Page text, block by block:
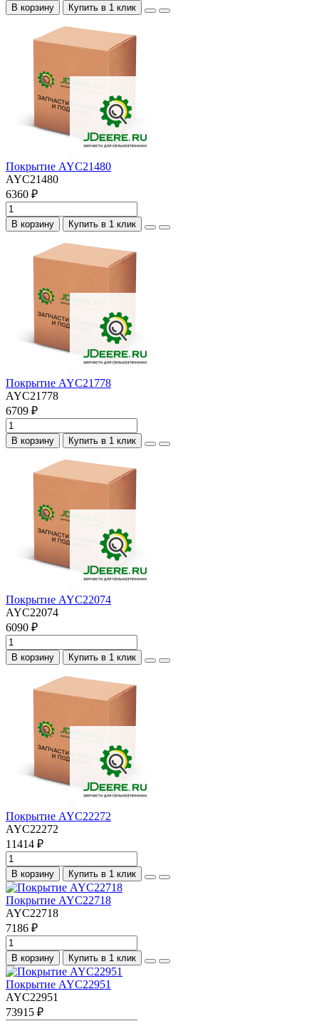
В корзину Купить в 1 клик
Покрытие AYC21480
AYC21480
6360 ₽
В корзину Купить в 1 клик
Покрытие AYC21778
AYC21778
6709 ₽
В корзину Купить в 1 клик
Покрытие AYC22074
AYC22074
6090 ₽
В корзину Купить в 1 клик
Покрытие AYC22272
AYC22272
11414 ₽
В корзину Купить в 1 клик
Покрытие AYC22718
AYC22718
7186 ₽
В корзину Купить в 1 клик
Покрытие AYC22951
AYC22951
73915 ₽